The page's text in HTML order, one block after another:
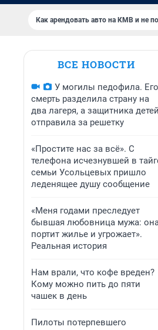
Как арендовать авто на КМВ и не
ВСЕ НОВОСТИ
У могилы педофила. Его
смерть разделила страну на
два лагеря, а защитника детей
отправила за решетку
«Простите нас за всё». С
телефона исчезнувшей в
семьи Усольцевых пришло
леденящее душу сообщение
«Меня годами преследует
бывшая любовница мужа:
портит жилье и угрожает».
Реальная история
Нам врали, что кофе вреден?
Кому можно пить до пяти
чашек в день
Пилоты потерпевшего